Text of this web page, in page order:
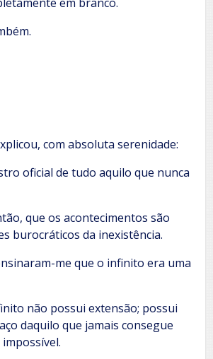
com absoluta serenidade:
oficial de tudo aquilo que nunca
que os acontecimentos são
burocráticos da inexistência.
me que o infinito era uma
não possui extensão; possui
daquilo que jamais consegue